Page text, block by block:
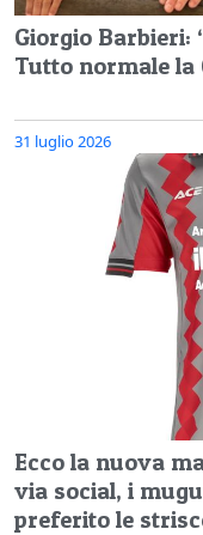
Giorgio Barbieri:
Tutto normale la
31 luglio 2026
Ecco la nuova
via social, i
preferito le